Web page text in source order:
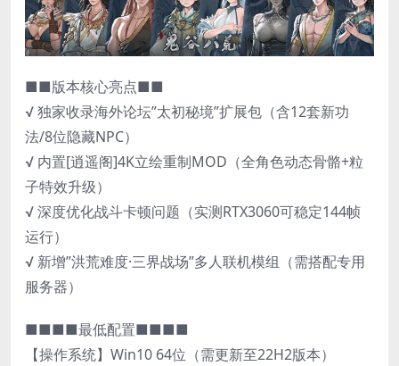
■■版本核心亮点■■
√ 独家收录海外论坛”太初秘境”扩展包（含12套新功
法/8位隐藏NPC）
√ 内置[逍遥阁]4K立绘重制MOD（全角色动态骨骼+粒
子特效升级）
√ 深度优化战斗卡顿问题（实测RTX3060可稳定144帧
运行）
√ 新增”洪荒难度·三界战场”多人联机模组（需搭配专用
服务器）
■■■■最低配置■■■■
【操作系统】Win10 64位（需更新至22H2版本）